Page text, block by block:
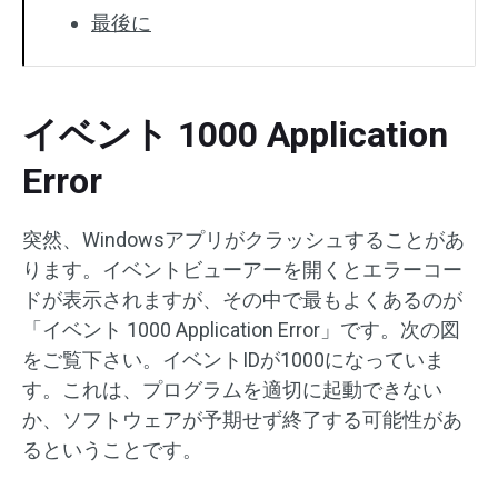
最後に
イベント 1000 Application
Error
突然、Windowsアプリがクラッシュすることがあ
ります。イベントビューアーを開くとエラーコー
ドが表示されますが、その中で最もよくあるのが
「イベント 1000 Application Error」です。次の図
をご覧下さい。イベントIDが1000になっていま
す。これは、プログラムを適切に起動できない
か、ソフトウェアが予期せず終了する可能性があ
るということです。